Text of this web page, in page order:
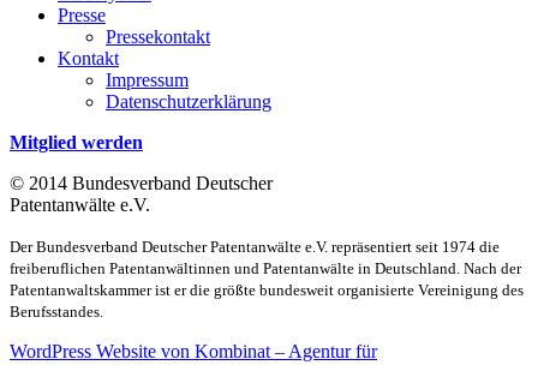
Presse
Pressekontakt
Kontakt
Impressum
Datenschutzerklärung
Mitglied werden
© 2014 Bundesverband Deutscher
Patentanwälte e.V.
Der Bundesverband Deutscher Patentanwälte e.V. repräsentiert seit 1974 die
freiberuflichen Patentanwältinnen und Patentanwälte in Deutschland. Nach der
Patentanwaltskammer ist er die größte bundesweit organisierte Vereinigung des
Berufsstandes.
WordPress Website von Kombinat – Agentur für